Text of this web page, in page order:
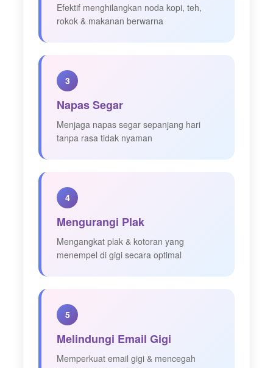
Efektif menghilangkan noda kopi, teh,
rokok & makanan berwarna
3
Napas Segar
Menjaga napas segar sepanjang hari
tanpa rasa tidak nyaman
4
Mengurangi Plak
Mengangkat plak & kotoran yang
menempel di gigi secara optimal
5
Melindungi Email Gigi
Memperkuat email gigi & mencegah